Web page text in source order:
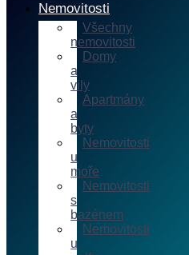
Nemovitosti
Všechny
nemovitosti
Domy
a
vily
Apartmány
a
byty
Nemovitosti
u
moře
Nemovitosti
s
bazénem
Nemovitosti
u